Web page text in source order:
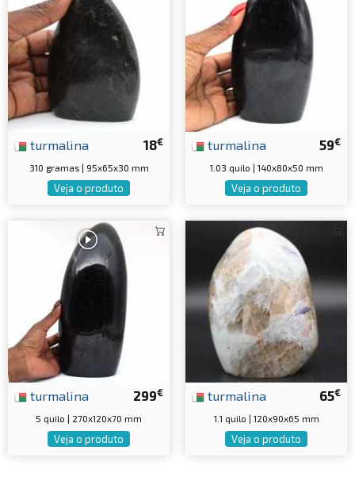
18€
turmalina
310 gramas | 95x65x30 mm
Veja o produto
59€
turmalina
1.03 quilo | 140x80x50 mm
Veja o produto
299€
turmalina
5 quilo | 270x120x70 mm
Veja o produto
65€
turmalina
1.1 quilo | 120x90x65 mm
Veja o produto